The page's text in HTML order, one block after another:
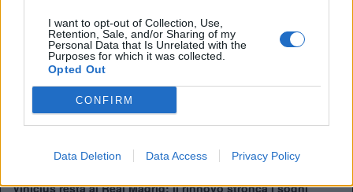
I want to opt-out of Collection, Use,
Retention, Sale, and/or Sharing of my
Personal Data that Is Unrelated with the
Purposes for which it was collected.
Opted Out
CONFIRM
Data Deletion Data Access Privacy Policy
Premier League: 13
FA Cup:14
League Cup: 2
FA Community Shield:17
brasiliano?
Vinicius resta al Real Madrid: il rinnovo stronca i sogni